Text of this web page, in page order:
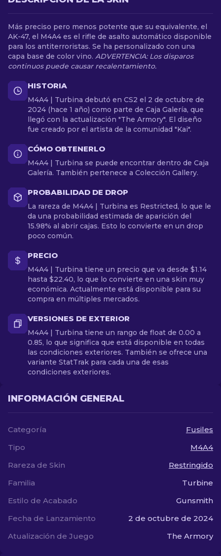
Más preciso pero menos potente que su equivalente, el
AK-47, el M4A4 es el rifle de asalto automático disponible
para los antiterroristas. Se ha personalizado con una
capa base de color vino. ADVERTENCIA: Los disparos
continuos puede causar recalentamiento.
HISTORIA
M4A4 | Turbina debutó en CS2 el 2 de octubre de
2024 (hace 1 año) como parte de Caja Galería, que
llegó con la actualización "The Armory". El diseño
fue creado por el artista de la comunidad "Kai".
CÓMO OBTENERLO
M4A4 | Turbina se puede encontrar dentro de Caja
Galería. También pertenece a Colección Gallery.
PROBABILIDAD DE DROP
La rareza de M4A4 | Turbina es Restricted, lo que le
da una probabilidad estimada de aparición del
15.98% al abrir cajas. Esto lo convierte en un drop
poco común.
PRECIO
M4A4 | Turbina tiene un precio que va desde $1.14
hasta $22.40, lo que lo convierte en una skin muy
económica. Actualmente está disponible para su
compra en múltiples mercados.
VERSIONES DE EXTERIOR
M4A4 | Turbina tiene un rango de float de 0.00 a
0.85, lo que significa que está disponible en todas
las condiciones exteriores. También se ofrece una
variante StatTrak para cada una de esas
condiciones exteriores.
INFORMACIÓN GENERAL
Categoría
Fusiles
Tipo
M4A4
Rareza de Skin
Restringido
Familia
Turbine
Estilo de Acabado
Gunsmith
Fecha de Lanzamiento
2 de octubre de 2024
Atualización de Juego
The Armory